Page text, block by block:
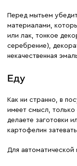
Перед мытьем
материалами,
или лак, тонкое
серебрение),
некачественная
Еду
Как ни странно, в
имеет смысл,
делаете заготовки
картофелин
Для автоматической